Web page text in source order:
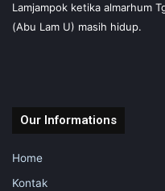
Lamjampok ketika almarhum
(Abu Lam U) masih hidup.
Our Informations
Home
Kontak